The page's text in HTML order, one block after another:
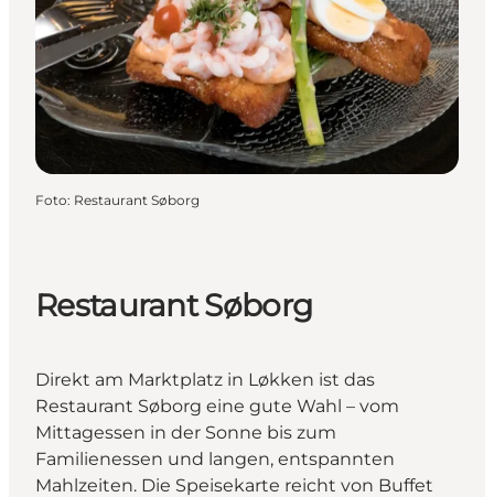
Foto: Restaurant Søborg
Restaurant Søborg
Direkt am Marktplatz in Løkken ist das
Restaurant Søborg eine gute Wahl – vom
Mittagessen in der Sonne bis zum
Familienessen und langen, entspannten
Mahlzeiten. Die Speisekarte reicht von Buffet